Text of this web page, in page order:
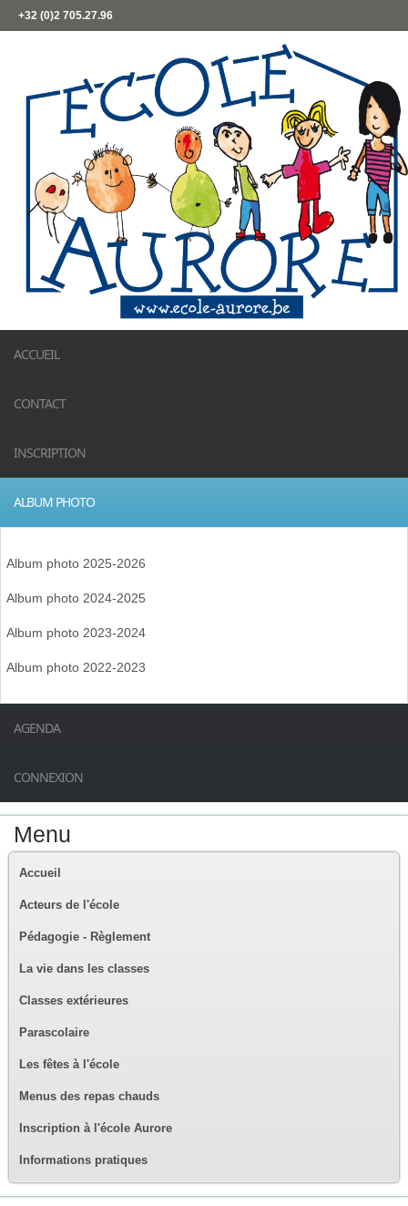
+32 (0)2 705.27.96
ACCUEIL
CONTACT
INSCRIPTION
ALBUM PHOTO
Album photo 2025-2026
Album photo 2024-2025
Album photo 2023-2024
Album photo 2022-2023
AGENDA
CONNEXION
Menu
Accueil
Acteurs de l'école
Pédagogie - Règlement
La vie dans les classes
Classes extérieures
Parascolaire
Les fêtes à l'école
Menus des repas chauds
Inscription à l'école Aurore
Informations pratiques